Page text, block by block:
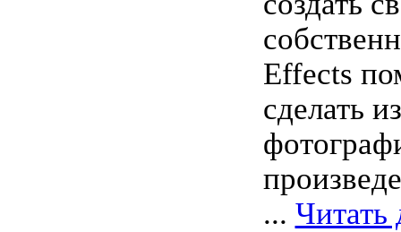
Effects
сделать
... Читать